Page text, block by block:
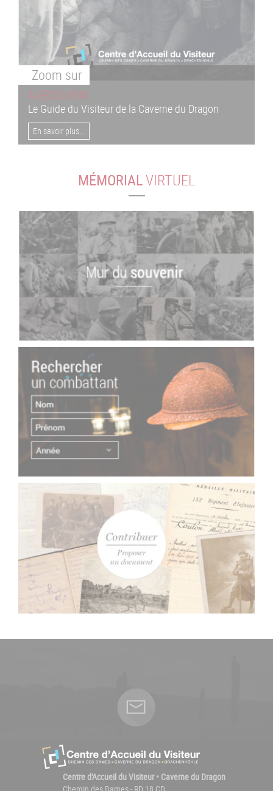
Zoom sur
À DÉCOUVRIR
Le Guide du Visiteur de la Caverne du Dragon
En savoir plus...
MÉMORIALVIRTUEL
Centre d'Accueil du Visiteur • Caverne du Dragon